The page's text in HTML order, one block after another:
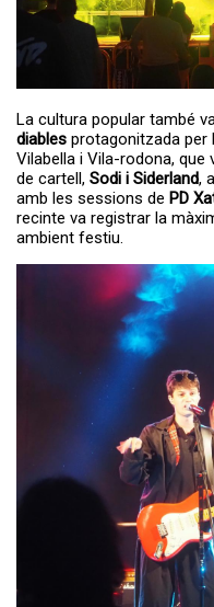
La cultura popular també
diables protagonitzada per
Vilabella i Vila-rodona,
de cartell, Sodi i Siderland,
amb les sessions de PD
recinte va registrar la
ambient festiu.